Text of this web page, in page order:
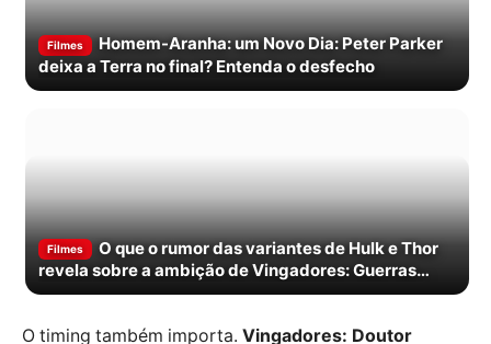
Filmes
Homem-Aranha: um Novo Dia: Peter Parker
deixa a Terra no final? Entenda o desfecho
Filmes
O que o rumor das variantes de Hulk e Thor
revela sobre a ambição de Vingadores: Guerras
Secretas
O timing também importa. Vingadores: Doutor